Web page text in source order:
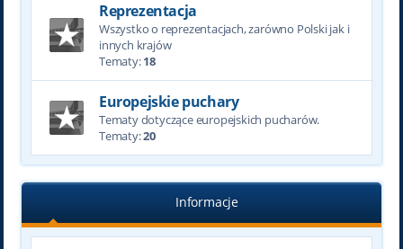
Reprezentacja
Wszystko o reprezentacjach, zarówno Polski jak i
innych krajów
Tematy:18
Europejskie puchary
Tematy dotyczące europejskich pucharów.
Tematy:20
Informacje